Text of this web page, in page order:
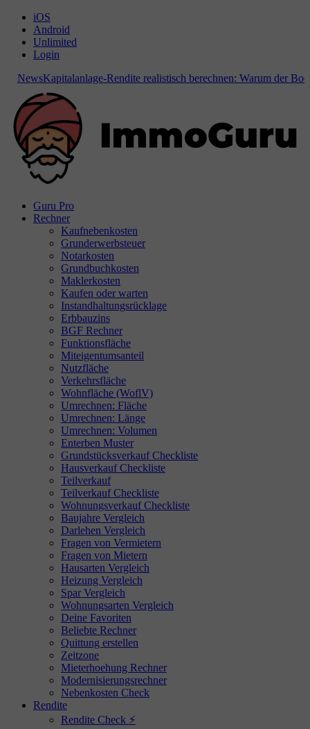
iOS
Android
Unlimited
Login
NewsKapitalanlage-Rendite realistisch berechnen: Warum der
Guru Pro
Rechner
Kaufnebenkosten
Grunderwerbsteuer
Notarkosten
Grundbuchkosten
Maklerkosten
Kaufen oder warten
Instandhaltungsrücklage
Erbbauzins
BGF Rechner
Funktionsfläche
Miteigentumsanteil
Nutzfläche
Verkehrsfläche
Wohnfläche (WoflV)
Umrechnen: Fläche
Umrechnen: Länge
Umrechnen: Volumen
Enterben Muster
Grundstücksverkauf Checkliste
Hausverkauf Checkliste
Teilverkauf
Teilverkauf Checkliste
Wohnungsverkauf Checkliste
Baujahre Vergleich
Darlehen Vergleich
Fragen von Vermietern
Fragen von Mietern
Hausarten Vergleich
Heizung Vergleich
Spar Vergleich
Wohnungsarten Vergleich
Deine Favoriten
Beliebte Rechner
Quittung erstellen
Zeitzone
Mieterhoehung Rechner
Modernisierungsrechner
Nebenkosten Check
Rendite
Rendite Check ⚡